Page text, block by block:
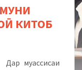
КИТОБ
Дар муассисаи